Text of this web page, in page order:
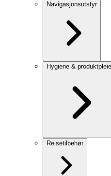
Navigasjonsutstyr
Hygiene & produktpleie
Reisetilbehør